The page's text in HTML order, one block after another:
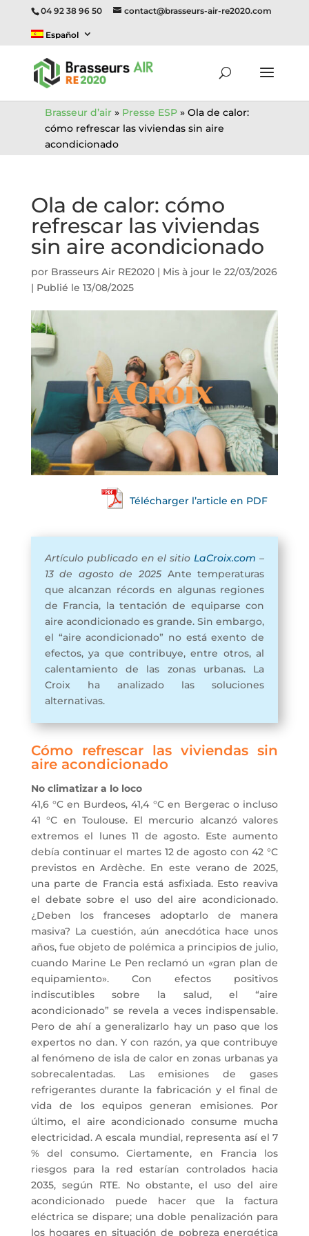
Brasseur d’air» Presse ESP» Ola de calor:
cómo refrescar las viviendas sin aire
acondicionado
04 92 38 96 50 contact@brasseurs-air-re2020.com
Español
Ola de calor: cómo
refrescar las viviendas
sin aire acondicionado
por Brasseurs Air RE2020| Mis à jour le 22/03/2026
| Publié le 13/08/2025
Télécharger l’article en PDF
Artículo publicado en el sitioLaCroix.com –
13 de agosto de 2025 Ante temperaturas
que alcanzan récords en algunas regiones
de Francia, la tentación de equiparse con
aire acondicionado es grande. Sin embargo,
el “aire acondicionado” no está exento de
efectos, ya que contribuye, entre otros, al
calentamiento de las zonas urbanas. La
Croix ha analizado las soluciones
alternativas.
Cómo refrescar las viviendas sin
aire acondicionado
No climatizar a lo loco
41,6 °C en Burdeos, 41,4 °C en Bergerac o incluso
41 °C en Toulouse. El mercurio alcanzó valores
extremos el lunes 11 de agosto. Este aumento
debía continuar el martes 12 de agosto con 42 °C
previstos en Ardèche. En este verano de 2025,
una parte de Francia está asfixiada. Esto reaviva
el debate sobre el uso del aire acondicionado.
¿Deben los franceses adoptarlo de manera
masiva? La cuestión, aún anecdótica hace unos
años, fue objeto de polémica a principios de julio,
cuando Marine Le Pen reclamó un «gran plan de
equipamiento». Con efectos positivos
indiscutibles sobre la salud, el “aire
acondicionado” se revela a veces indispensable.
Pero de ahí a generalizarlo hay un paso que los
expertos no dan. Y con razón, ya que contribuye
al fenómeno de isla de calor en zonas urbanas ya
sobrecalentadas. Las emisiones de gases
refrigerantes durante la fabricación y el final de
vida de los equipos generan emisiones. Por
último, el aire acondicionado consume mucha
electricidad. A escala mundial, representa así el 7
% del consumo. Ciertamente, en Francia los
riesgos para la red estarían controlados hacia
2035, según RTE. No obstante, el uso del aire
acondicionado puede hacer que la factura
eléctrica se dispare; una doble penalización para
los hogares en situación de pobreza energética